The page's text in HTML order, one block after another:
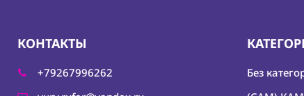
КОНТАКТЫ
+79267996262
Без